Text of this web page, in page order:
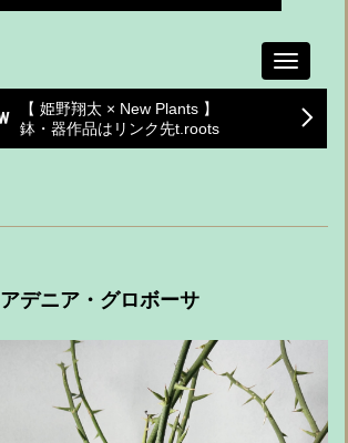
Toggle
【 姫野翔太 × New Plants 】
鉢・器作品はリンク先t.roots
アデニア・グロボーサ